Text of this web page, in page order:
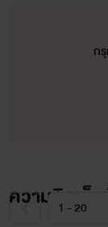
ก
ความคิดเห็